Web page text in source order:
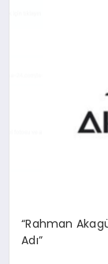
“Rahman
Adı”